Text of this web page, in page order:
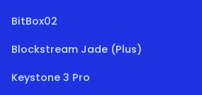
BitBox02
Blockstream Jade (Plus)
Keystone 3 Pro